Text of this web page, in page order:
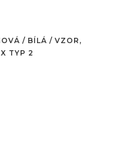
/ BÍLÁ / VZOR,
TYP 2